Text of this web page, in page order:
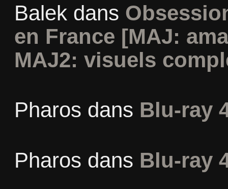
Balekdans
en France [MAJ:
MAJ2: visuels
Pharos dans Blu-ray
Pharos dans Blu-ray